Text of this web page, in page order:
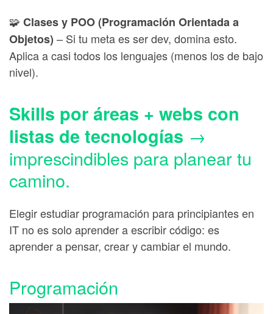
🧩 Clases y POO (Programación Orientada a
Objetos) – Si tu meta es ser dev, domina esto.
Aplica a casi todos los lenguajes (menos los de bajo
nivel).
Skills por áreas + webs con
listas de tecnologías →
imprescindibles para planear tu
camino.
Elegir estudiar programación para principiantes en
IT no es solo aprender a escribir código: es
aprender a pensar, crear y cambiar el mundo.
Programación